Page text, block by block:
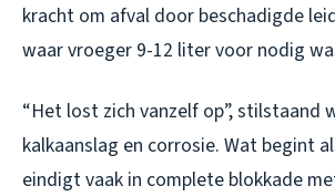
kracht om afval door beschadigde
waar vroeger 9-12 liter voor nodig
“Het lost zich vanzelf op”, stilstaand
kalkaanslag en corrosie. Wat begint
eindigt vaak in complete blokkade